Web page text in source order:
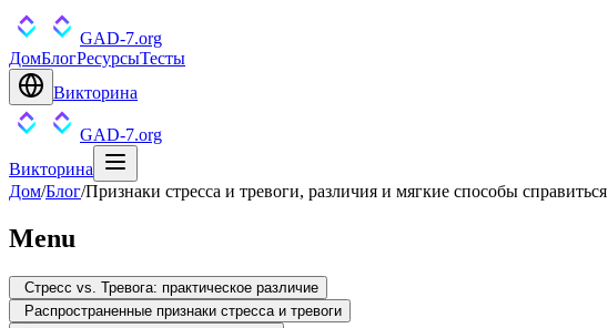
GAD-7.org
ДомБлогРесурсыТесты
Викторина
GAD-7.org
Викторина
Дом/Блог/Признаки стресса и тревоги, различия и мягкие способы справиться
Menu
Стресс vs. Тревога: практическое различие
Распространенные признаки стресса и тревоги